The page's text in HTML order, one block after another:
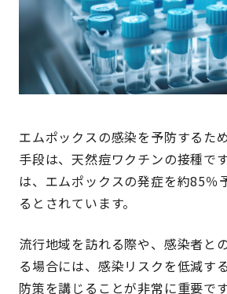
エムポックスの感染を予防するた
手段は、天然痘ワクチンの接種で
は、エムポックスの発症を約85％
るとされています。
流行地域を訪れる際や、感染者と
る場合には、感染リスクを低減す
防策を講じることが非常に重要です